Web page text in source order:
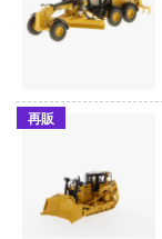
再販
庭園
ート・オンライン
え人形(ビスク・ド
ダグラム